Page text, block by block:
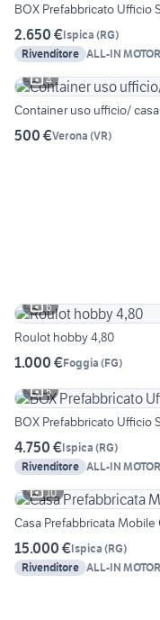
BOX Prefabbricato Ufficio
2.650 €Ispica (RG)
Rivenditore ALL-IN
4
Container uso ufficio/
500 €Verona (VR)
6
Roulot hobby 4,80
1.000 €Foggia (FG)
5
BOX Prefabbricato Ufficio
4.750 €Ispica (RG)
Rivenditore ALL-IN
10
Casa Prefabbricata Mobile
15.000 €Ispica (RG)
Rivenditore ALL-IN